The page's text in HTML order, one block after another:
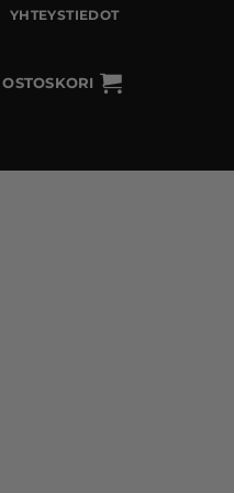
YHTEYSTIEDOT
OSTOSKORI